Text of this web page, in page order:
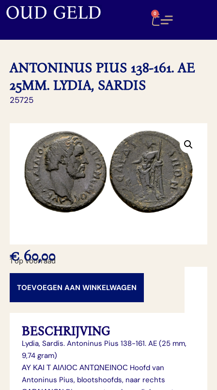
0
ANTONINUS PIUS 138-161. AE
25MM. LYDIA, SARDIS
25725
€60,00
1 op voorraad
TOEVOEGEN AAN WINKELWAGEN
BESCHRIJVING
Lydia, Sardis. Antoninus Pius 138-161. AE (25 mm,
9,74 gram)
ΑΥ ΚΑΙ Τ ΑΙΛΙΟϹ ΑΝΤΩΝΕΙΝΟϹ Hoofd van
Antoninus Pius, blootshoofds, naar rechts